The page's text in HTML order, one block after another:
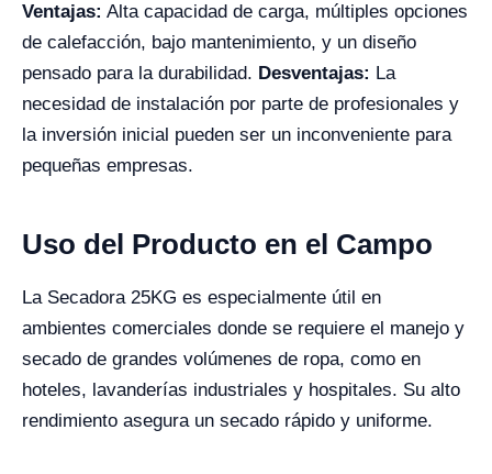
Ventajas: Alta capacidad de carga, múltiples opciones
de calefacción, bajo mantenimiento, y un diseño
pensado para la durabilidad. Desventajas: La
necesidad de instalación por parte de profesionales y
la inversión inicial pueden ser un inconveniente para
pequeñas empresas.
Uso del Producto en el Campo
La Secadora 25KG es especialmente útil en
ambientes comerciales donde se requiere el manejo y
secado de grandes volúmenes de ropa, como en
hoteles, lavanderías industriales y hospitales. Su alto
rendimiento asegura un secado rápido y uniforme.